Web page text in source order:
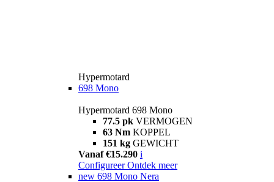
Hypermotard
698 Mono
Hypermotard 698 Mono
77.5 pk VERMOGEN
63 Nm KOPPEL
151 kg GEWICHT
Vanaf €15.290 i
Configureer Ontdek meer
new 698 Mono Nera